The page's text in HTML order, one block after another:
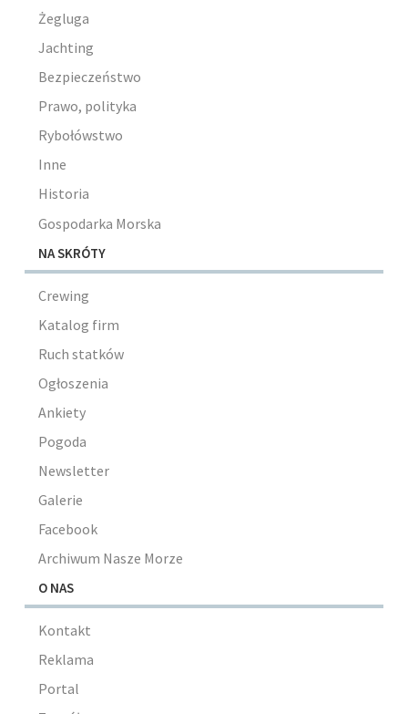
Żegluga
Jachting
Bezpieczeństwo
Prawo, polityka
Rybołówstwo
Inne
Historia
Gospodarka Morska
NA SKRÓTY
Crewing
Katalog firm
Ruch statków
Ogłoszenia
Ankiety
Pogoda
Newsletter
Galerie
Facebook
Archiwum Nasze Morze
O NAS
Kontakt
Reklama
Portal